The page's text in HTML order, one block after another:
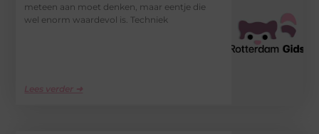
meteen aan moet denken, maar eentje die
wel enorm waardevol is. Techniek
Lees verder ➜